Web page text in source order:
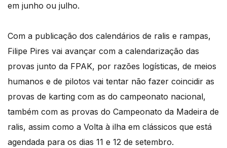
em junho ou julho.
Com a publicação dos calendários de ralis e rampas,
Filipe Pires vai avançar com a calendarização das
provas junto da FPAK, por razões logísticas, de meios
humanos e de pilotos vai tentar não fazer coincidir as
provas de karting com as do campeonato nacional,
também com as provas do Campeonato da Madeira de
ralis, assim como a Volta à ilha em clássicos que está
agendada para os dias 11 e 12 de setembro.